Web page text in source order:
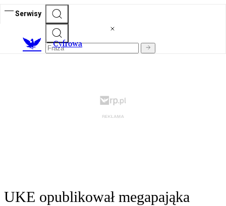
Serwisy
Cyfrowa
UKE opublikował megapająka